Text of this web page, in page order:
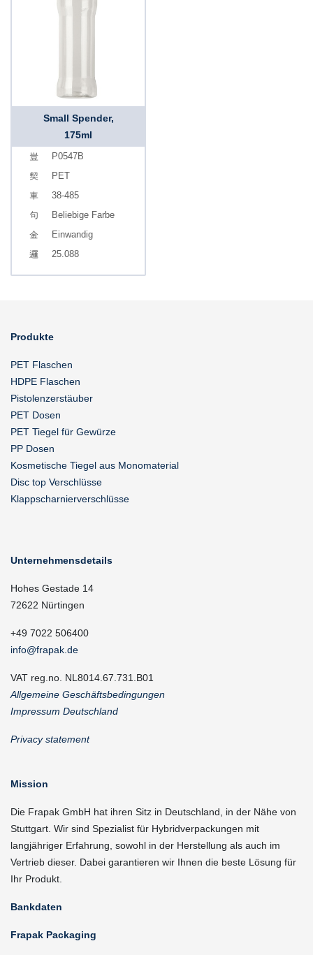
Small Spender,
175ml
P0547B
PET
38-485
Beliebige Farbe
Einwandig
25.088
Produkte
PET Flaschen
HDPE Flaschen
Pistolenzerstäuber
PET Dosen
PET Tiegel für Gewürze
PP Dosen
Kosmetische Tiegel aus Monomaterial
Disc top Verschlüsse
Klappscharnierverschlüsse
Unternehmensdetails
Hohes Gestade 14
72622 Nürtingen
+49 7022 506400
info@frapak.de
VAT reg.no. NL8014.67.731.B01
Allgemeine Geschäftsbedingungen
Impressum Deutschland
Privacy statement
Mission
Die Frapak GmbH hat ihren Sitz in Deutschland, in der Nähe von
Stuttgart. Wir sind Spezialist für Hybridverpackungen mit
langjähriger Erfahrung, sowohl in der Herstellung als auch im
Vertrieb dieser. Dabei garantieren wir Ihnen die beste Lösung für
Ihr Produkt.
Bankdaten
Frapak Packaging